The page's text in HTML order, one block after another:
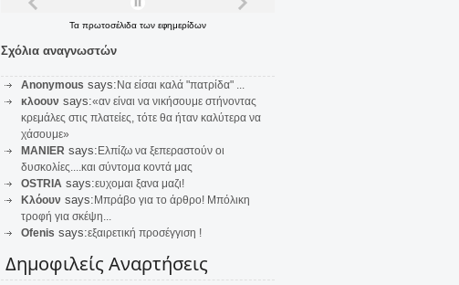
Τα πρωτοσέλιδα των εφημερίδων
Σχόλια αναγνωστών
Anonymous says: Να είσαι καλά "πατρίδα" ...
κλοουν says:«αν είναι να νικήσουμε στήνοντας
κρεμάλες στις πλατείες, τότε θα ήταν καλύτερα να
χάσουμε»
MANIER says: Ελπίζω να ξεπεραστούν οι
δυσκολίες....και σύντομα κοντά μας
OSTRIA says:ευχομαι ξανα μαζι!
Κλόουν says: Μπράβο για το άρθρο! Μπόλικη
τροφή για σκέψη...
Ofenis says:εξαιρετική προσέγγιση !
Δημοφιλείς Αναρτήσεις